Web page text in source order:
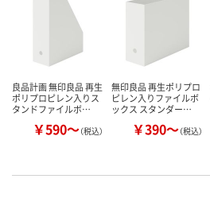
良品計画 無印良品 再生
ポリプロピレン入りス
タンドファイルボ…
￥590～（税込）
無印良品 再生ポリプロ
ピレン入りファイルボ
ックス スタンダー…
￥390～（税込）